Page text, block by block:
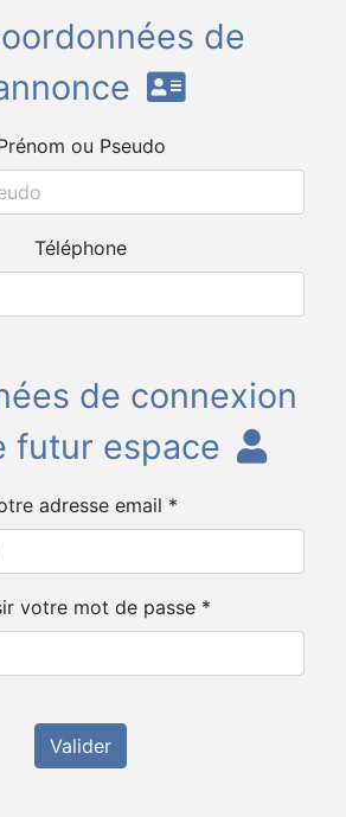
de
ou Pseudo
Téléphone
de connexion
futur espace
adresse email *
votre mot de passe *
Valider